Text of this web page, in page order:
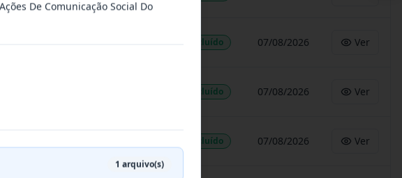
Concluído 07/08/2026 Ver
Concluído 07/08/2026 Ver
Concluído 07/08/2026 Ver
De Comunicação Social Do
1 arquivo(s)